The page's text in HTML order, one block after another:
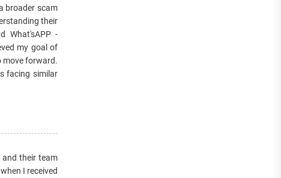
broader scam
their
What'sAPP -
my goal of
move forward.
facing similar
and their team
I received